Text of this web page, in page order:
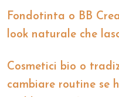
Fondotinta o BB
look naturale che
Cosmetici bio o
cambiare routine se